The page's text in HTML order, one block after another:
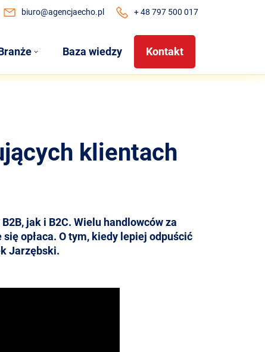
biuro@agencjaecho.pl + 48 797 500 017
Branże Baza wiedzy Kontakt
klientach
jak i B2C. Wielu handlowców za
opłaca. O tym, kiedy lepiej odpuścić
Jarzębski.